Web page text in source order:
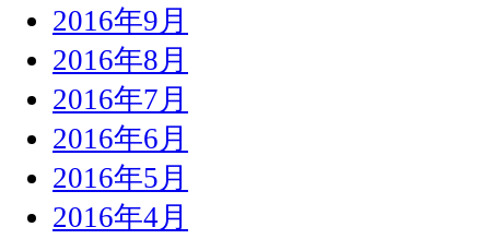
2016年9月
2016年8月
2016年7月
2016年6月
2016年5月
2016年4月